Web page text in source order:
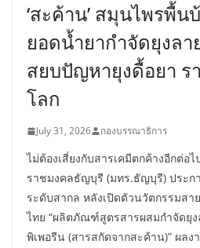
‘สะค้าน’ สมุนไพรพื้
ยอดน้ำยากำจัดยุงล
สยบปัญหายุงดื้อยา ร
โลก
July 31, 2026 กองบรรณาธิการ
ไม่ต้องเสี่ยงกับสารเคมีตกค้างอีกต่อ
ราชมงคลธัญบุรี (มทร.ธัญบุรี) ประก
ระดับสากล หลังเปิดตัวนวัตกรรมส
ไทย “ผลิตภัณฑ์สูตรสารผสมกำจัดยุง
พิเพอรีน (สารสกัดจากสะค้าน)” ผล